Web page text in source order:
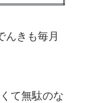
んきも毎月
て無駄のな